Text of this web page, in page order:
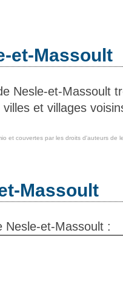
et-Massoult
Nesle-et-Massoult
et villages
et couvertes par les droits d'auteurs de
Massoult
Nesle-et-Massoult :